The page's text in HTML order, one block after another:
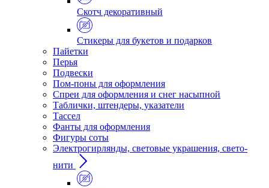
Скотч декоративный
Стикеры для букетов и подарков
Пайетки
Перья
Подвески
Пом-поны для оформления
Спреи для оформления и снег насыпной
Таблички, штендеры, указатели
Тассел
Фанты для оформления
Фигуры соты
Электрогирлянды, световые украшения, свето-
нити